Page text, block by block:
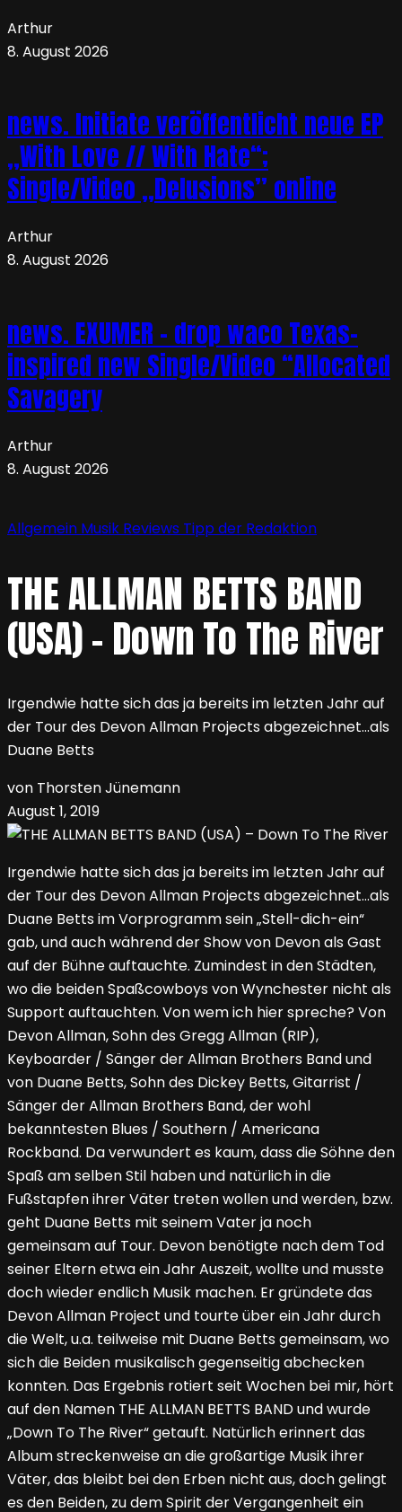
Arthur
8. August 2026
news. Initiate veröffentlicht neue EP
„With Love // With Hate“;
Single/Video „Delusions” online
Arthur
8. August 2026
news. EXUMER – drop waco Texas-
inspired new Single/Video “Allocated
Savagery
Arthur
8. August 2026
Allgemein Musik Reviews Tipp der Redaktion
THE ALLMAN BETTS BAND
(USA) – Down To The River
Irgendwie hatte sich das ja bereits im letzten Jahr auf
der Tour des Devon Allman Projects abgezeichnet…als
Duane Betts
von Thorsten Jünemann
August 1, 2019
Irgendwie hatte sich das ja bereits im letzten Jahr auf
der Tour des Devon Allman Projects abgezeichnet…als
Duane Betts im Vorprogramm sein „Stell-dich-ein“
gab, und auch während der Show von Devon als Gast
auf der Bühne auftauchte. Zumindest in den Städten,
wo die beiden Spaßcowboys von Wynchester nicht als
Support auftauchten. Von wem ich hier spreche? Von
Devon Allman, Sohn des Gregg Allman (RIP),
Keyboarder / Sänger der Allman Brothers Band und
von Duane Betts, Sohn des Dickey Betts, Gitarrist /
Sänger der Allman Brothers Band, der wohl
bekanntesten Blues / Southern / Americana
Rockband. Da verwundert es kaum, dass die Söhne den
Spaß am selben Stil haben und natürlich in die
Fußstapfen ihrer Väter treten wollen und werden, bzw.
geht Duane Betts mit seinem Vater ja noch
gemeinsam auf Tour. Devon benötigte nach dem Tod
seiner Eltern etwa ein Jahr Auszeit, wollte und musste
doch wieder endlich Musik machen. Er gründete das
Devon Allman Project und tourte über ein Jahr durch
die Welt, u.a. teilweise mit Duane Betts gemeinsam, wo
sich die Beiden musikalisch gegenseitig abchecken
konnten. Das Ergebnis rotiert seit Wochen bei mir, hört
auf den Namen THE ALLMAN BETTS BAND und wurde
„Down To The River“ getauft. Natürlich erinnert das
Album streckenweise an die großartige Musik ihrer
Väter, das bleibt bei den Erben nicht aus, doch gelingt
es den Beiden, zu dem Spirit der Vergangenheit ein